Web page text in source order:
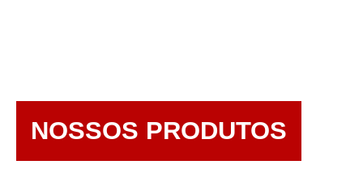
NOSSOS PRODUTOS